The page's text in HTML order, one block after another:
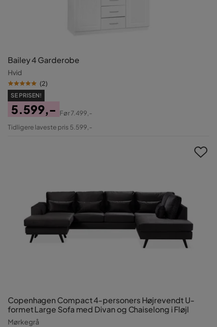
Bailey 4 Garderobe
Hvid
(2)
SE PRISEN!
Pris
5.599,-
Original
Før7.499,-
Tidligere laveste pris 5.599,-
Copenhagen Compact 4-personers Højrevendt U-
formet Large Sofa med Divan og Chaiselong i Fløjl
Mørkegrå